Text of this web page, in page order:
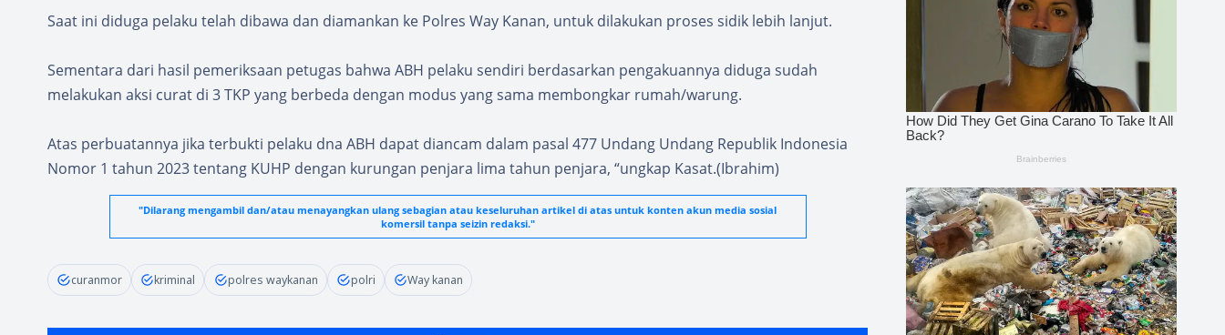
Saat ini diduga pelaku telah dibawa dan diamankan ke Polres Way Kanan, untuk dilakukan proses sidik lebih lanjut.
Sementara dari hasil pemeriksaan petugas bahwa ABH pelaku sendiri berdasarkan pengakuannya diduga sudah
melakukan aksi curat di 3 TKP yang berbeda dengan modus yang sama membongkar rumah/warung.
Atas perbuatannya jika terbukti pelaku dna ABH dapat diancam dalam pasal 477 Undang Undang Republik Indonesia
Nomor 1 tahun 2023 tentang KUHP dengan kurungan penjara lima tahun penjara, “ungkap Kasat.(Ibrahim)
"Dilarang mengambil dan/atau menayangkan ulang sebagian atau keseluruhan artikel di atas untuk konten akun media sosial
komersil tanpa seizin redaksi."
curanmor kriminal polres waykanan polri Way kanan